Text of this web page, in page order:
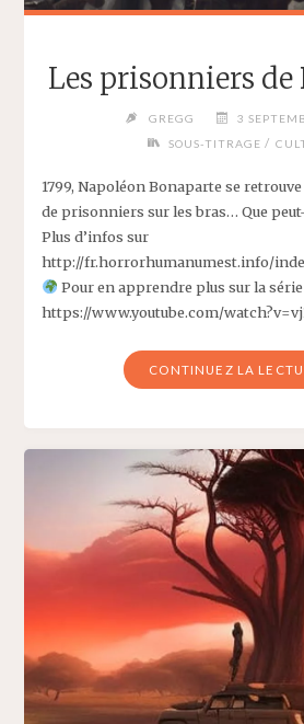
Les prisonniers de
GREGG
3
SOUS-TITRAGE /
1799, Napoléon Bonaparte se
de prisonniers sur les bras… Que
Plus d’infos sur
http://fr.horrorhumanumest.info/
Pour en apprendre plus sur la série
https://www.youtube.com/
CONTINUEZ LA